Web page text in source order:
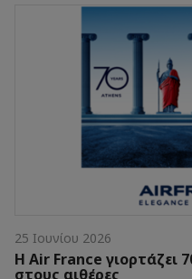
25 Ιουνίου 2026
Η Air France γιορτάζει
στους αιθέρες